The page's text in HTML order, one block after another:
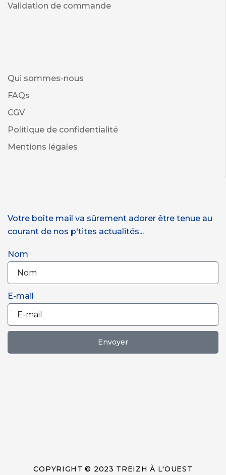
Validation de commande
Qui sommes-nous
FAQs
CGV
Politique de confidentialité
Mentions légales
Votre boîte mail va sûrement adorer être tenue au
courant de nos p'tites actualités...
Nom
E-mail
Envoyer
COPYRIGHT © 2023 TREIZH À L'OUEST